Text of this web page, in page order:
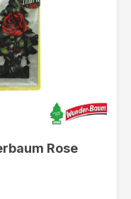
Rose